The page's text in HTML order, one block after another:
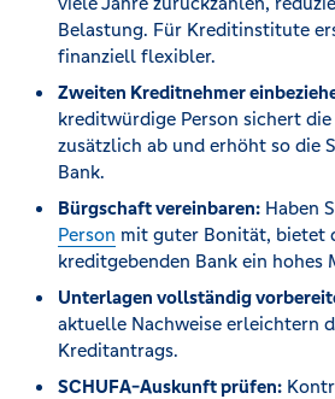
Belastung. Für Kreditinstitute
finanziell flexibler.
Zweiten Kreditnehmer
kreditwürdige Person sichert
zusätzlich ab und erhöht so die
Bank.
Bürgschaft vereinbaren: Haben
Person mit guter Bonität, bietet
kreditgebenden Bank ein hohes
Unterlagen vollständig
aktuelle Nachweise erleichtern
Kreditantrags.
SCHUFA-Auskunft prüfen: